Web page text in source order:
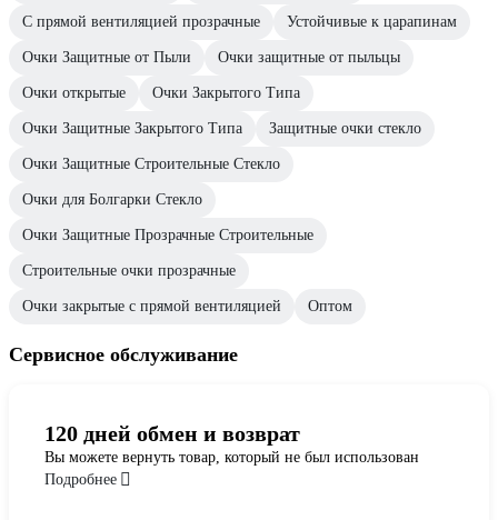
С прямой вентиляцией прозрачные Устойчивые к царапинам
Очки Защитные от Пыли Очки защитные от пыльцы
Очки открытые Очки Закрытого Типа
Очки Защитные Закрытого Типа Защитные очки стекло
Очки Защитные Строительные Стекло
Очки для Болгарки Стекло
Очки Защитные Прозрачные Строительные
Строительные очки прозрачные
Очки закрытые с прямой вентиляцией Оптом
Сервисное обслуживание
120 дней обмен и возврат
Вы можете вернуть товар, который не был использован
Подробнее